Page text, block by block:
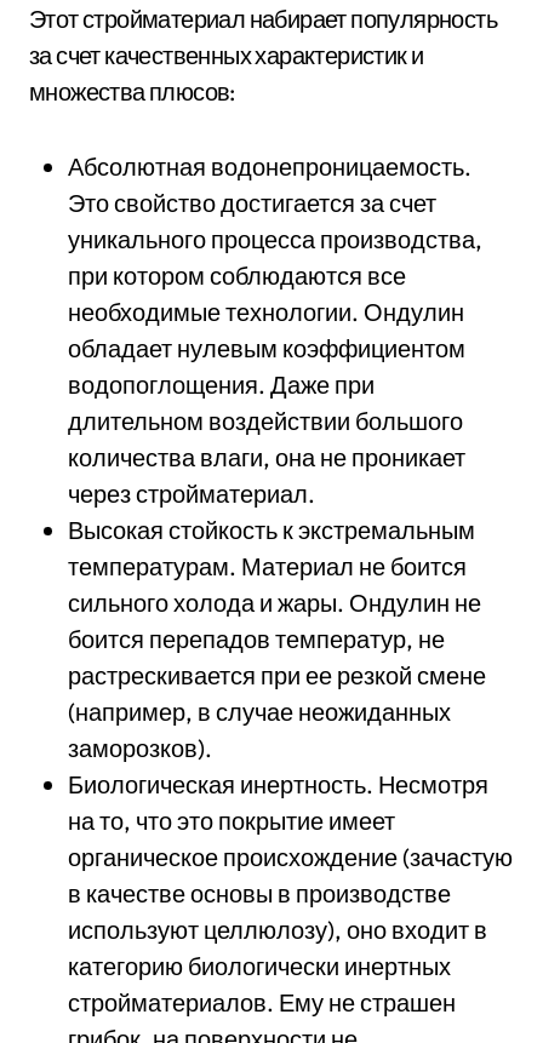
Этот стройматериал набирает популярность
за счет качественных характеристик и
множества плюсов:
Абсолютная водонепроницаемость.
Это свойство достигается за счет
уникального процесса производства,
при котором соблюдаются все
необходимые технологии. Ондулин
обладает нулевым коэффициентом
водопоглощения. Даже при
длительном воздействии большого
количества влаги, она не проникает
через стройматериал.
Высокая стойкость к экстремальным
температурам. Материал не боится
сильного холода и жары. Ондулин не
боится перепадов температур, не
растрескивается при ее резкой смене
(например, в случае неожиданных
заморозков).
Биологическая инертность. Несмотря
на то, что это покрытие имеет
органическое происхождение (зачастую
в качестве основы в производстве
используют целлюлозу), оно входит в
категорию биологически инертных
стройматериалов. Ему не страшен